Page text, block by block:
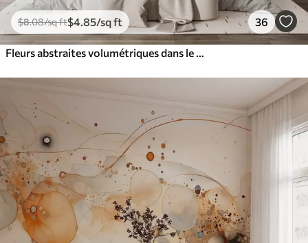
$8.08/sq ft$4 .85/sq ft 36